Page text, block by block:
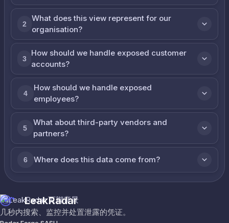
2
What does this view represent for our
organisation?
3
How should we handle exposed customer
accounts?
4
How should we handle exposed
employees?
5
What about third-party vendors and
partners?
6 Where does this data come from?
LeakRadar
几秒内搜索、监控并处置泄露的凭证。